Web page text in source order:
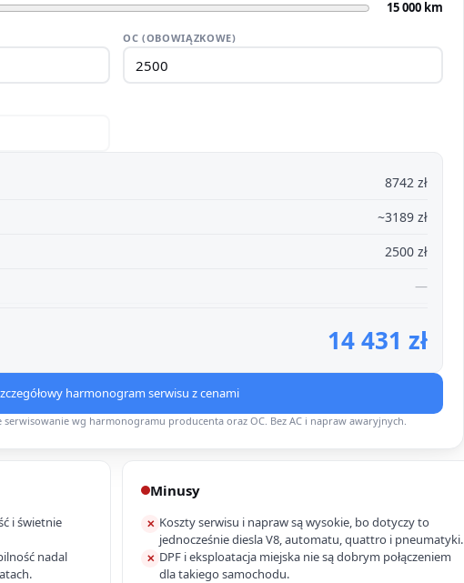
15 000 km
OC (OBOWIĄZKOWE)
8742 zł
~3189 zł
2500 zł
—
14 431 zł
harmonogram serwisu z cenami
wg harmonogramu producenta oraz OC. Bez AC i napraw awaryjnych.
i świetnie
nadal
Minusy
✕ Koszty serwisu i napraw są wysokie, bo dotyczy to
jednocześnie diesla V8, automatu, quattro i pneumatyki.
✕ DPF i eksploatacja miejska nie są dobrym połączeniem
dla takiego samochodu.